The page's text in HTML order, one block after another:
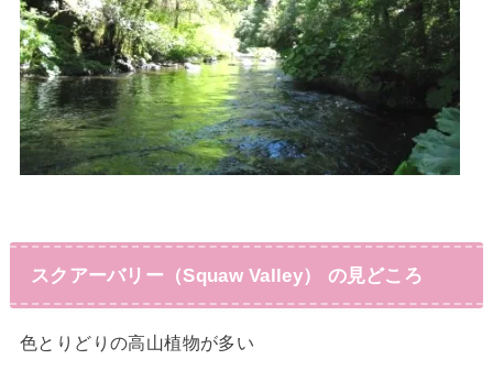
スクアーバリー（Squaw Valley） の見どころ
色とりどりの高山植物が多い